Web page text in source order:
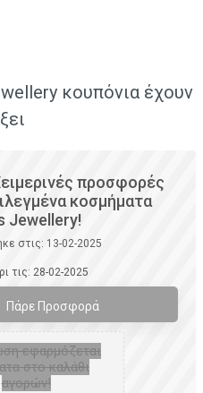
κουπόνια έχουν
προσφορές
κοσμήματα
Jewellery!
στις: 13-02-2025
τις: 28-02-2025
Πάρε Προσφορά
εφαρμόζεται
στο καλάθι
αγορών!